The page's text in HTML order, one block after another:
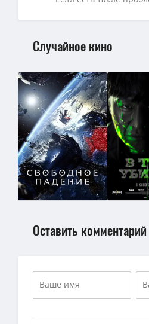
Случайное кино
Оставить комментарий